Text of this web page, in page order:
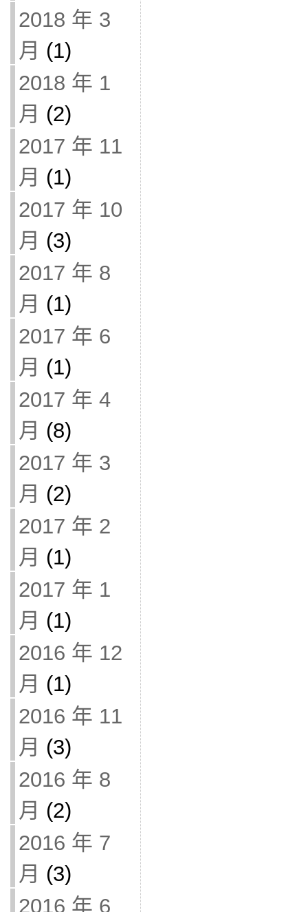
2018 年 3
月 (1)
2018 年 1
月 (2)
2017 年 11
月 (1)
2017 年 10
月 (3)
2017 年 8
月 (1)
2017 年 6
月 (1)
2017 年 4
月 (8)
2017 年 3
月 (2)
2017 年 2
月 (1)
2017 年 1
月 (1)
2016 年 12
月 (1)
2016 年 11
月 (3)
2016 年 8
月 (2)
2016 年 7
月 (3)
2016 年 6